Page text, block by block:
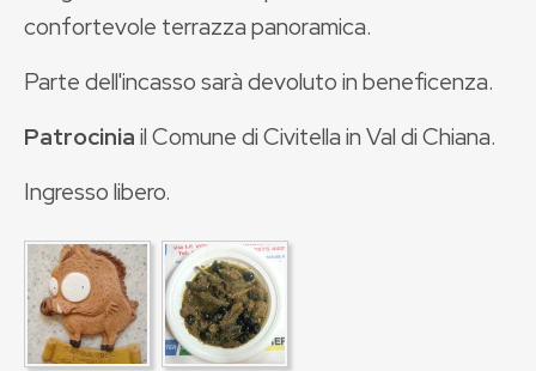
confortevole terrazza panoramica.
Parte dell'incasso sarà devoluto in beneficenza.
Patrociniail Comune di Civitella in Val di Chiana.
Ingresso libero.